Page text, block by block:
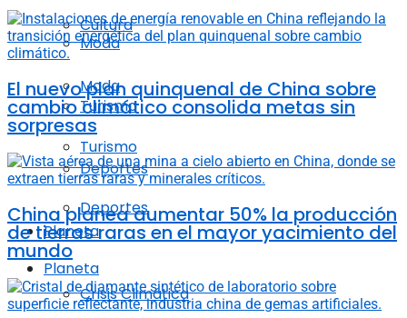
Moda
Turismo
Deportes
Planeta
Crisis Climática
Cultura
Moda
Turismo
Deportes
Planeta
El nuevo plan quinquenal de China sobre
cambio climático consolida metas sin
sorpresas
China planea aumentar 50% la producción
de tierras raras en el mayor yacimiento del
mundo